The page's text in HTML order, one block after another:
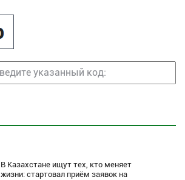
В Казахстане ищут тех, кто меняет
жизни: стартовал приём заявок на